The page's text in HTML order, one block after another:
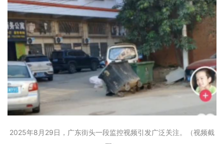
2025年8月29日，广东街头一段监控视频引发广泛关注。（视频截